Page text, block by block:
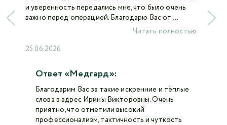
и уверенность передались мне, что было очень
важно перед операцией. Благодарю Вас от ...
25.06.2026
Читать полностью
Ответ «Медгард»:
Благодарим Вас за такие искренние и тёплые
слова в адрес Ирины Викторовны. Очень
приятно, что отметили высокий
профессионализм, тактичность и чуткость